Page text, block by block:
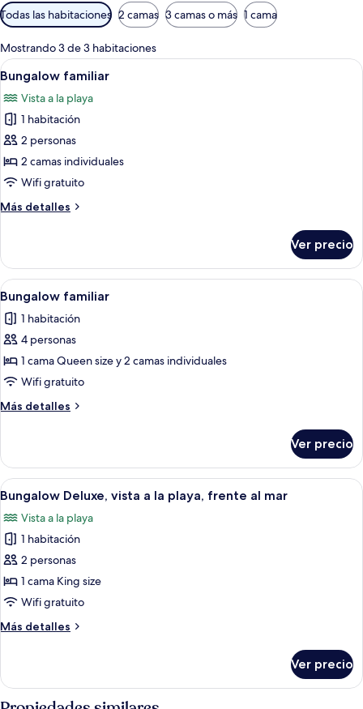
Filtros
disponibles
para
las
habitaciones
Todas las habitaciones 2 camas 3 camas o más 1 cama
Mostrando 3 de 3 habitaciones
Abrir
todas
las
fotos
de
Bungalow
familiar
22
Bungalow familiar
Vista a la playa
1 habitación
2 personas
2 camas individuales
Wifi gratuito
Más detalles
Más
familiar
Ver precio
Abrir
todas
las
fotos
de
Bungalow
familiar
26
Bungalow familiar
1 habitación
4 personas
1 cama Queen size y 2 camas individuales
Wifi gratuito
Más detalles
Más
familiar
Ver precio
Abrir
todas
las
fotos
de
Bungalow
Deluxe,
a
frente
37
Bungalow Deluxe, vista a la playa, frente al mar
Vista a la playa
1 habitación
2 personas
1 cama King size
Wifi gratuito
Más detalles
Más
Deluxe,
vista
Ver precio